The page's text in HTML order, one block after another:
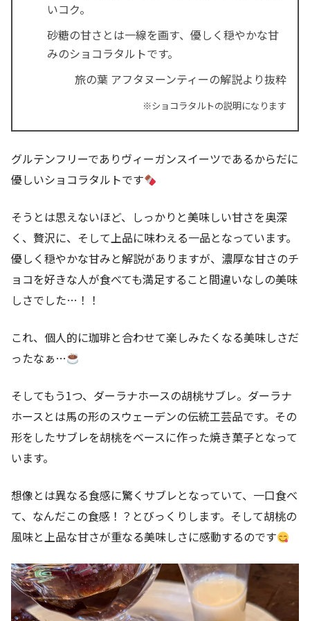
いコク。
砂糖の甘さとは一線を画す、優しく穏やかな甘
みのショコラタルトです。
旅の葉 アフタヌーンティーの解説より抜粋
※ショコラタルトの説明になります
グルテンフリーでありヴィーガンスイーツであるからだに
優しいショコラタルトです
そうとは思えないほど、しっかりと美味しい甘さを奥深
く、贅沢に、そして上品に味わえる一品となっています。
優しく穏やかな甘みと解説がありますが、濃厚な甘さのチ
ョコを好きな人が食べても満足すること間違いなしの美味
しさでした…！！
これ、個人的に珈琲と合わせて楽しみたくなる美味しさだ
ったなぁ…
そしてもう1つ、ダーラナホースの胡桃サブレ。ダーラナ
ホースとは馬の形のスウェーデンの伝統工芸品です。その
形をしたサブレを胡桃をベースに作った焼き菓子となって
います。
想像とは異なる食感に驚くサブレとなっていて、一口食べ
て、なんだこの食感！？とびっくりします。そして胡桃の
風味と上品な甘さが重なる美味しさに感動するのです